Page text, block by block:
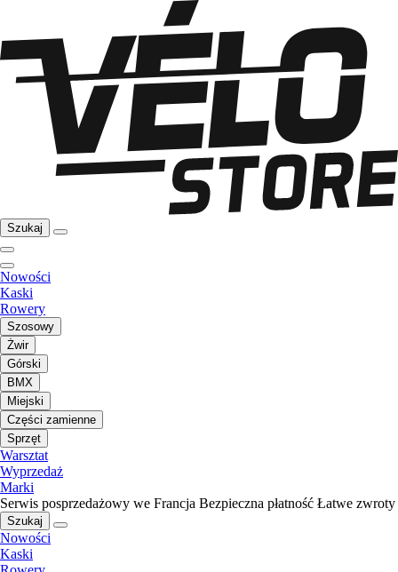
Szukaj
Nowości
Kaski
Rowery
Szosowy
Żwir
Górski
BMX
Miejski
Części zamienne
Sprzęt
Warsztat
Wyprzedaż
Marki
Serwis posprzedażowy we Francja Bezpieczna płatność Łatwe zwroty
Szukaj
Nowości
Kaski